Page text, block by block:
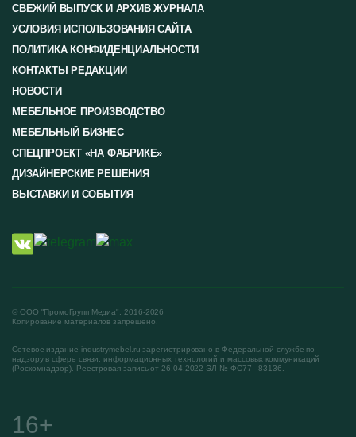
© ООО "ПромоГрупп Медиа", 2016-2026
Копирование материалов запрещено.
СВЕЖИЙ ВЫПУСК И АРХИВ ЖУРНАЛА
УСЛОВИЯ ИСПОЛЬЗОВАНИЯ САЙТА
ПОЛИТИКА КОНФИДЕНЦИАЛЬНОСТИ
КОНТАКТЫ РЕДАКЦИИ
НОВОСТИ
МЕБЕЛЬНОЕ ПРОИЗВОДСТВО
МЕБЕЛЬНЫЙ БИЗНЕС
СПЕЦПРОЕКТ «НА ФАБРИКЕ»
ДИЗАЙНЕРСКИЕ РЕШЕНИЯ
ВЫСТАВКИ И СОБЫТИЯ
Сетевое издание industrymebel.ru зарегистрировано в Федеральной службе по
надзору в сфере связи, информационных технологий и массовых коммуникаций
(Роскомнадзор). Реестровая запись от 26.04.2022 ЭЛ № ФС77 - 83136.
16+